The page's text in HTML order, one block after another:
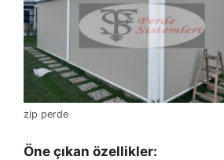
zip perde
Öne çıkan özellikler: